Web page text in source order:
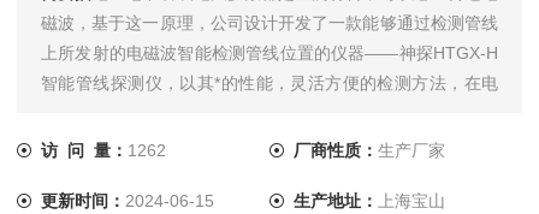
磁波，基于这一原理，公司设计开发了一款能够通过检测管线
上所发射的电磁波智能检测管线位置的仪器——神探HTGX-H
智能管线探测仪，以其*的性能，灵活方便的检测方法，在电
领域拥有广大的用户，为我国的相关行业的管线管理水平的提
测量测量，操作简便。性
访 问 量： 1262 厂商性质： 生产厂家
更新时间： 2024-06-15 生产地址： 上海宝山